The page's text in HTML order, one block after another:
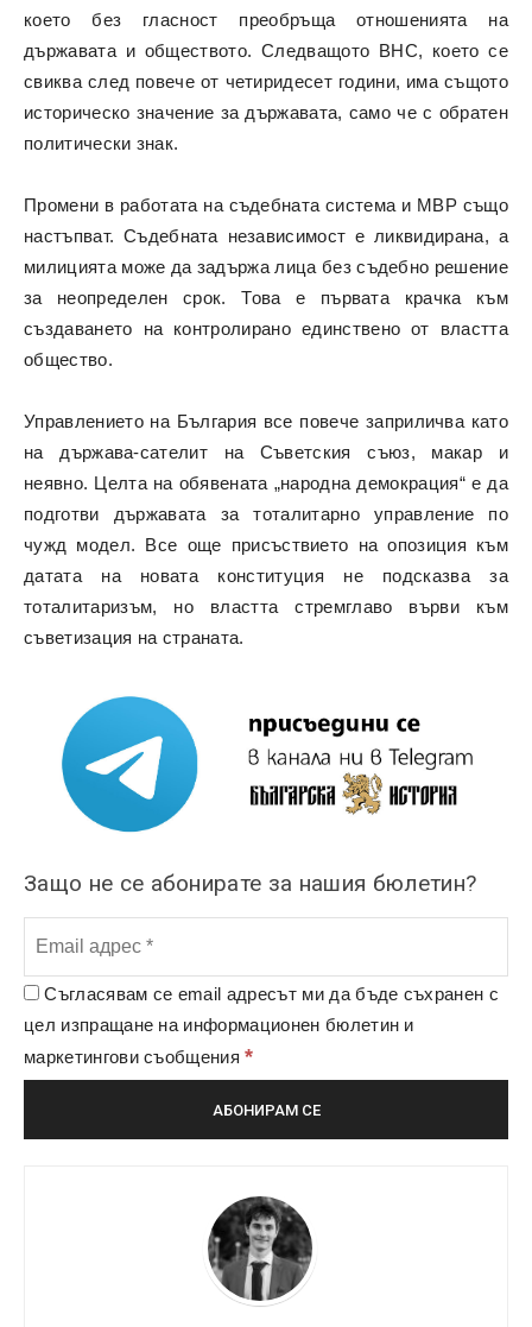
което без гласност преобръща отношенията на
държавата и обществото. Следващото ВНС, което се
свиква след повече от четиридесет години, има същото
историческо значение за държавата, само че с обратен
политически знак.
Промени в работата на съдебната система и МВР също
настъпват. Съдебната независимост е ликвидирана, а
милицията може да задържа лица без съдебно решение
за неопределен срок. Това е първата крачка към
създаването на контролирано единствено от властта
общество.
Управлението на България все повече заприличва като
на държава-сателит на Съветския съюз, макар и
неявно. Целта на обявената „народна демокрация“ е да
подготви държавата за тоталитарно управление по
чужд модел. Все още присъствието на опозиция към
датата на новата конституция не подсказва за
тоталитаризъм, но властта стремглаво върви към
съветизация на страната.
Защо не се абонирате за нашия бюлетин?
Съгласявам се email адресът ми да бъде съхранен с
цел изпращане на информационен бюлетин и
маркетингови съобщения*